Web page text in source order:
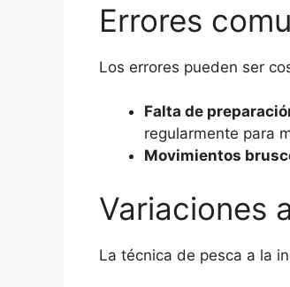
Errores
Los errores pueden ser
Falta de
regularmente para
Movimientos
Variaciones
La técnica de pesca a la